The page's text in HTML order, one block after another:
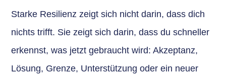
Starke Resilienz zeigt sich nicht darin, dass dich
nichts trifft. Sie zeigt sich darin, dass du schneller
erkennst, was jetzt gebraucht wird: Akzeptanz,
Lösung, Grenze, Unterstützung oder ein neuer